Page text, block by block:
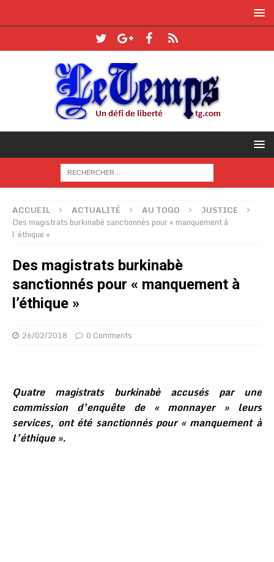
ACCUEIL ACTUALITÉ AU TOGO
JUSTICE
Des magistrats burkinabè sanctionnés pour « manquement à
l’éthique »
Des magistrats burkinabè
sanctionnés pour « manquement à
l’éthique »
26/02/2018 0 Comments
Quatre magistrats burkinabè accusés par une
commission d’enquête de « monnayer » leurs
services, ont été sanctionnés pour « manquement à
l’éthique ».